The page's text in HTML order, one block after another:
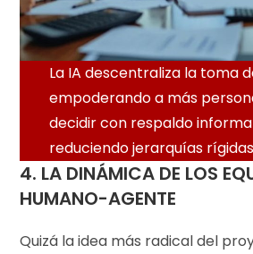
La IA descentraliza la toma
empoderando a más
decidir con respaldo
reduciendo jerarquías
4. LA DINÁMICA DE LOS
HUMANO-AGENTE
Quizá la idea más radical del